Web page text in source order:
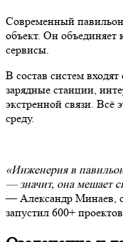
Современный
объект. Он объединяет
сервисы.
В состав систем
зарядные станции,
экстренной связи. Всё
среду.
«Инженерия в
— значит, она мешает
— Александр Минаев,
запустил 600+